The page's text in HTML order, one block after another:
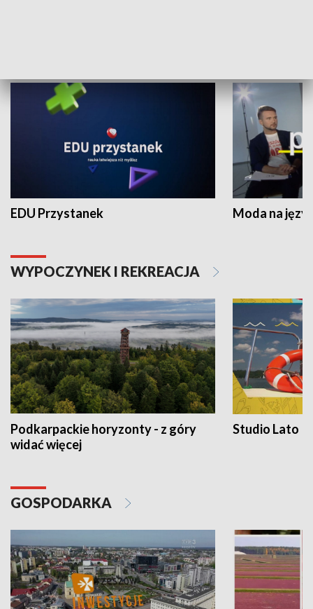
EDU Przystanek Moda na
WYPOCZYNEK I REKREACJA
Podkarpackie horyzonty - z góry
widać więcej
Studio Lato
GOSPODARKA